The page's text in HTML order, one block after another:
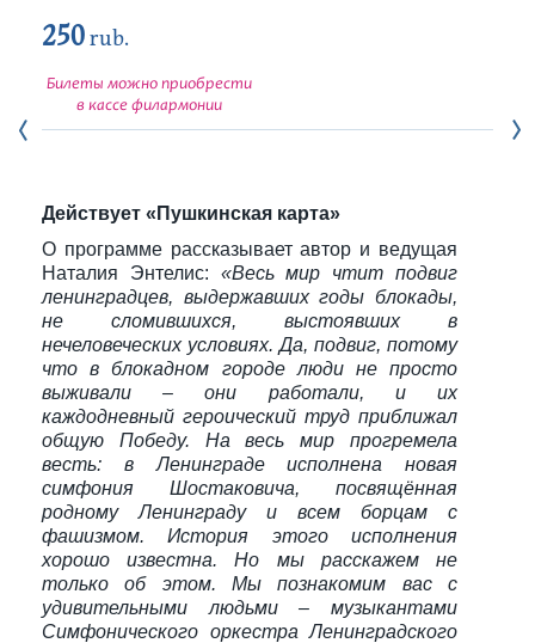
250rub.
Билеты можно приобрести
в кассе филармонии
Действует «Пушкинская карта»
О программе рассказывает автор и ведущая
Наталия Энтелис: «Весь мир чтит подвиг
ленинградцев, выдержавших годы блокады,
не сломившихся, выстоявших в
нечеловеческих условиях. Да, подвиг, потому
что в блокадном городе люди не просто
выживали – они работали, и их
каждодневный героический труд приближал
общую Победу. На весь мир прогремела
весть: в Ленинграде исполнена новая
симфония Шостаковича, посвящённая
родному Ленинграду и всем борцам с
фашизмом. История этого исполнения
хорошо известна. Но мы расскажем не
только об этом. Мы познакомим вас с
удивительными людьми – музыкантами
Симфонического оркестра Ленинградского